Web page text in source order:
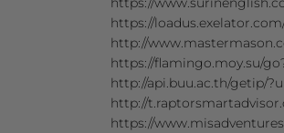
https://
http://
https://flamingo.moy.su/
http://api.buu.ac.th/getip/
http://
https://